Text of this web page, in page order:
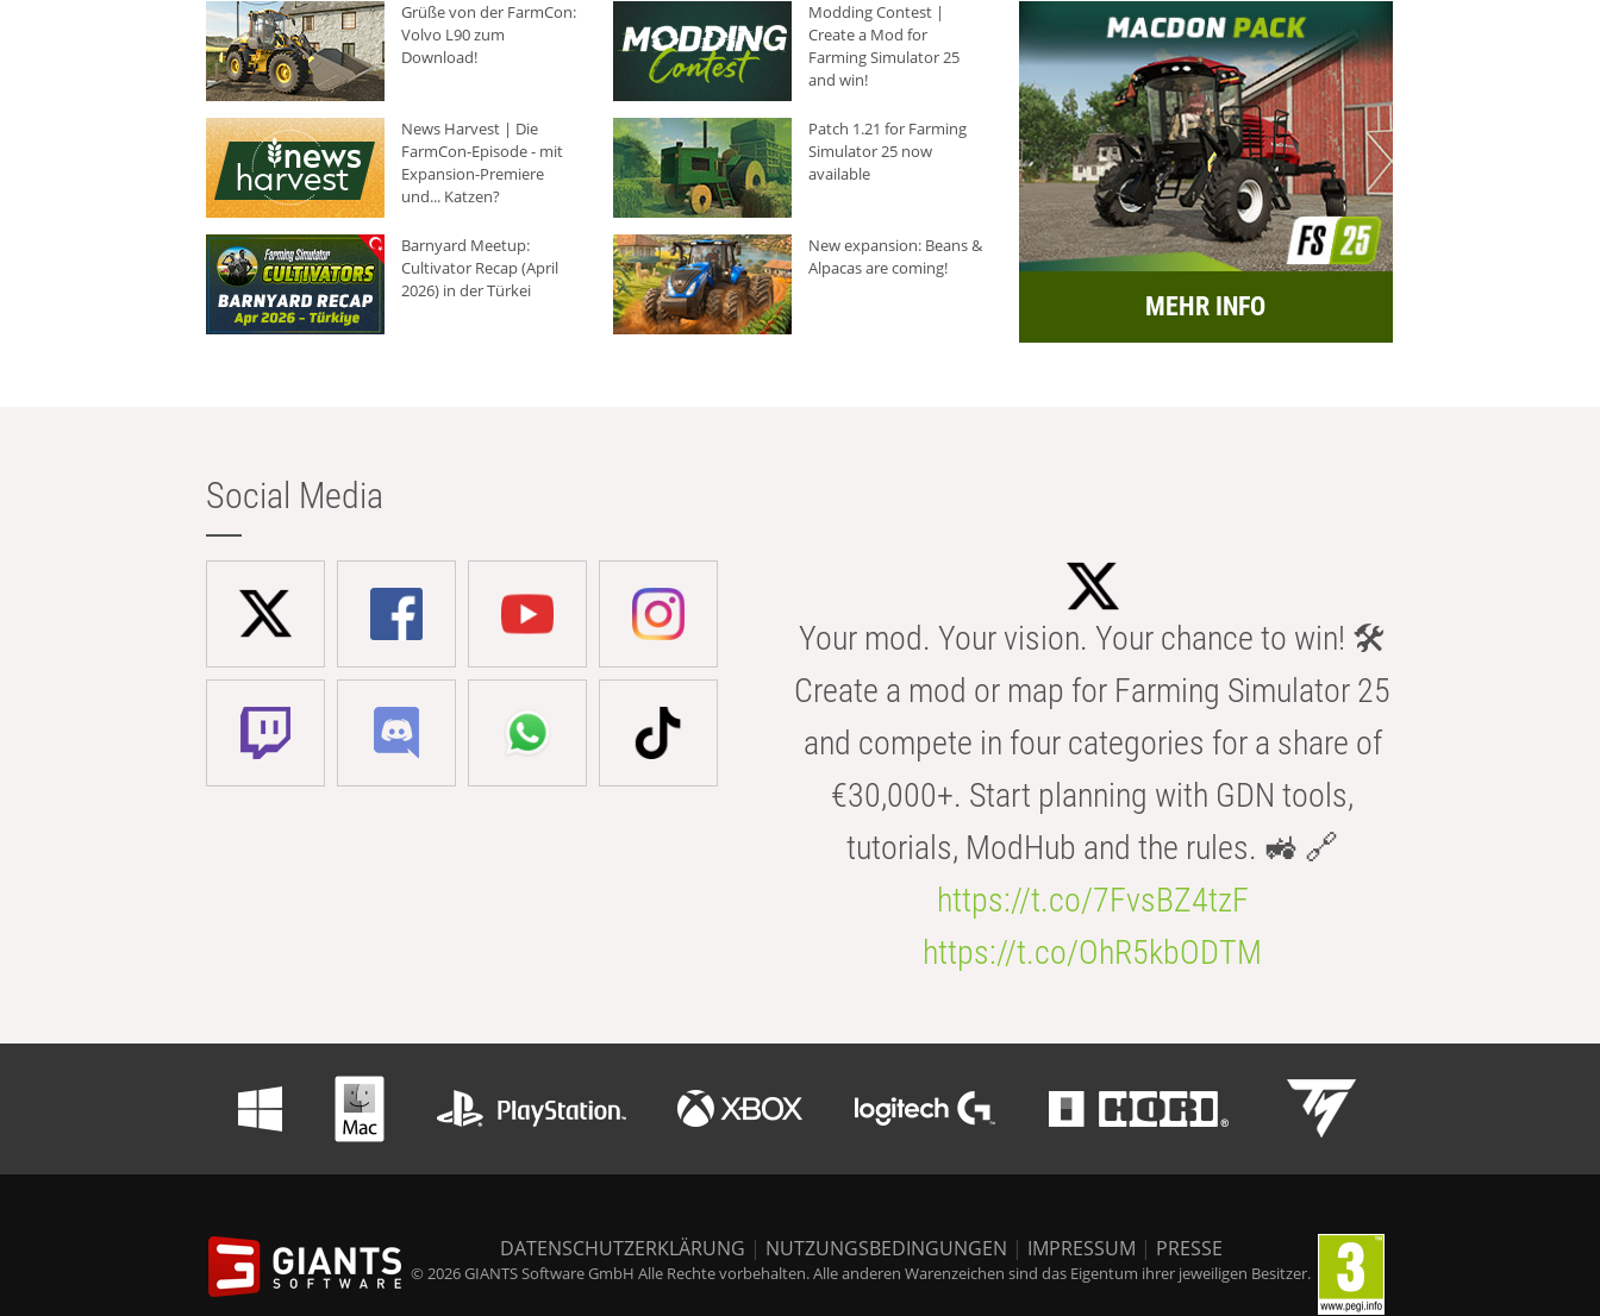
Grüße von der FarmCon:
Volvo L90 zum
Download!
Modding Contest |
Create a Mod for
Farming Simulator 25
and win!
News Harvest | Die
FarmCon-Episode - mit
Expansion-Premiere
und... Katzen?
Patch 1.21 for Farming
Simulator 25 now
available
Barnyard Meetup:
Cultivator Recap (April
2026) in der Türkei
New expansion: Beans &
Alpacas are coming!
MEHR INFO
Social Media
Your mod. Your vision. Your chance to win! 🛠️
Create a mod or map for Farming Simulator 25
and compete in four categories for a share of
€30,000+. Start planning with GDN tools,
tutorials, ModHub and the rules. 🚜 🔗
https://t.co/7FvsBZ4tzF
https://t.co/OhR5kbODTM
DATENSCHUTZERKLÄRUNG | NUTZUNGSBEDINGUNGEN | IMPRESSUM | PRESSE
© 2026 GIANTS Software GmbH Alle Rechte vorbehalten. Alle anderen Warenzeichen sind das Eigentum ihrer jeweiligen Besitzer.